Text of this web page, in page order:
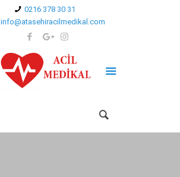
0216 378 30 31
info@atasehiracilmedikal.com